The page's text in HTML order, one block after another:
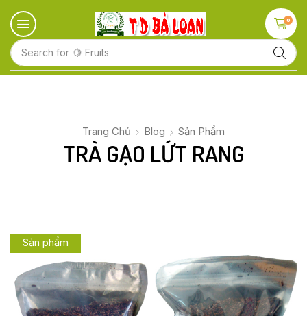
Search for 🍋 Fruits
0
Trang Chủ Blog Sản Phẩm
TRÀ GẠO LỨT RANG
Sản phẩm